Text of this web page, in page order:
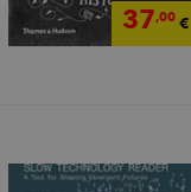
37,00€